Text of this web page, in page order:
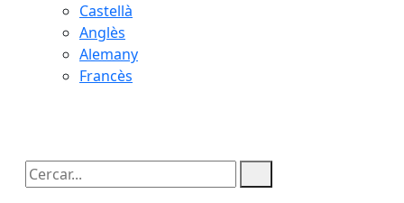
Castellà
Anglès
Alemany
Francès
Cercar: